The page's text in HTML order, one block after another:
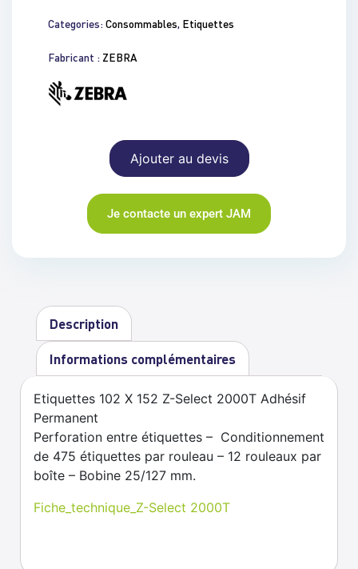
Categories:Consommables, Etiquettes
Fabricant : ZEBRA
Ajouter au devis
Je contacte un expert JAM
Description
Informations complémentaires
Etiquettes 102 X 152 Z-Select 2000T Adhésif
Permanent
Perforation entre étiquettes – Conditionnement
de 475 étiquettes par rouleau – 12 rouleaux par
boîte – Bobine 25/127 mm.
Fiche_technique_Z-Select 2000T